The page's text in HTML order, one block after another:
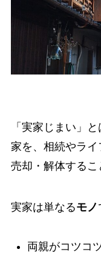
「実家じまい」
家を、相続やライ
売却・解体するこ
実家は単なるモノ
両親がコツコ